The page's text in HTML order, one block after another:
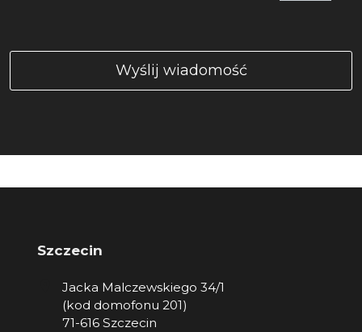
Szczecin
Jacka Malczewskiego 34/1
(kod domofonu 201)
71-616 Szczecin